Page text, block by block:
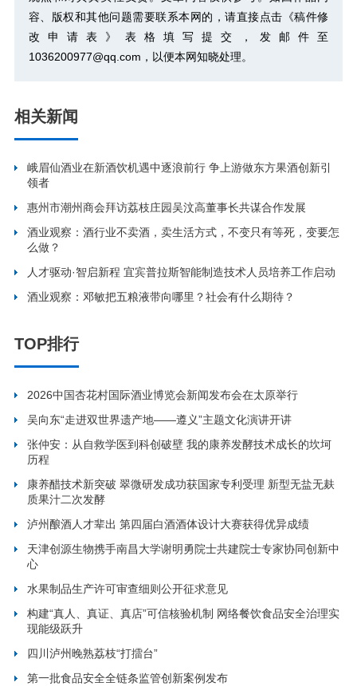
容、版权和其他问题需要联系本网的，请直接点击 《稿件修
改申请表》 表格填写提交，发邮件至
1036200977@qq.com，以便本网知晓处理。
相关新闻
峨眉仙酒业在新酒饮机遇中逐浪前行 争上游做东方果酒创新引
领者
惠州市潮州商会拜访荔枝庄园吴汶高董事长共谋合作发展
酒业观察：酒行业不卖酒，卖生活方式，不变只有等死，变要怎
么做？
人才驱动·智启新程 宜宾普拉斯智能制造技术人员培养工作启动
酒业观察：邓敏把五粮液带向哪里？社会有什么期待？
TOP排行
2026中国杏花村国际酒业博览会新闻发布会在太原举行
吴向东“走进双世界遗产地——遵义”主题文化演讲开讲
张仲安：从自救学医到科创破壁 我的康养发酵技术成长的坎坷
历程
康养醋技术新突破 翠微研发成功获国家专利受理 新型无盐无麸
质果汁二次发酵
泸州酿酒人才辈出 第四届白酒酒体设计大赛获得优异成绩
天津创源生物携手南昌大学谢明勇院士共建院士专家协同创新中
心
水果制品生产许可审查细则公开征求意见
构建“真人、真证、真店”可信核验机制 网络餐饮食品安全治理实
现能级跃升
四川泸州晚熟荔枝“打擂台”
第一批食品安全全链条监管创新案例发布